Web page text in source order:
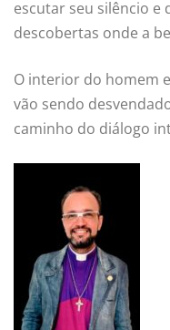
escutar seu silêncio e
descobertas onde a
O interior do homem
vão sendo
caminho do diálogo